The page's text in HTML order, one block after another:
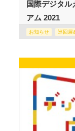
国際デジタ
アム 2021
お知らせ 巡回展